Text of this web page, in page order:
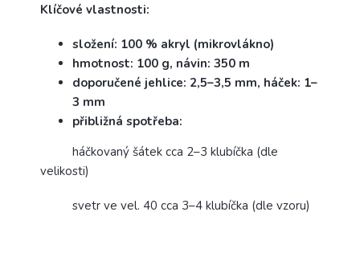
Klíčové vlastnosti:
složení: 100 % akryl (mikrovlákno)
hmotnost: 100 g, návin: 350 m
doporučené jehlice: 2,5–3,5 mm, háček: 1–
3 mm
přibližná spotřeba:
háčkovaný šátek cca 2–3 klubíčka (dle
velikosti)
svetr ve vel. 40 cca 3–4 klubíčka (dle vzoru)